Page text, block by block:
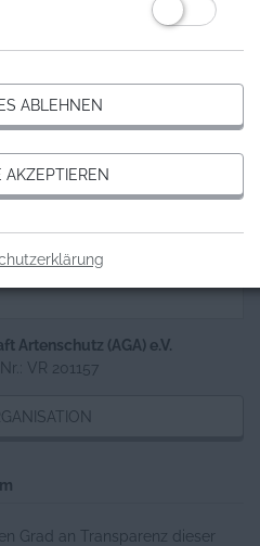
Artenschutz (AGA) e.V.
VR 201157
Grad an Transparenz dieser
ABLEHNEN
AKZEPTIEREN